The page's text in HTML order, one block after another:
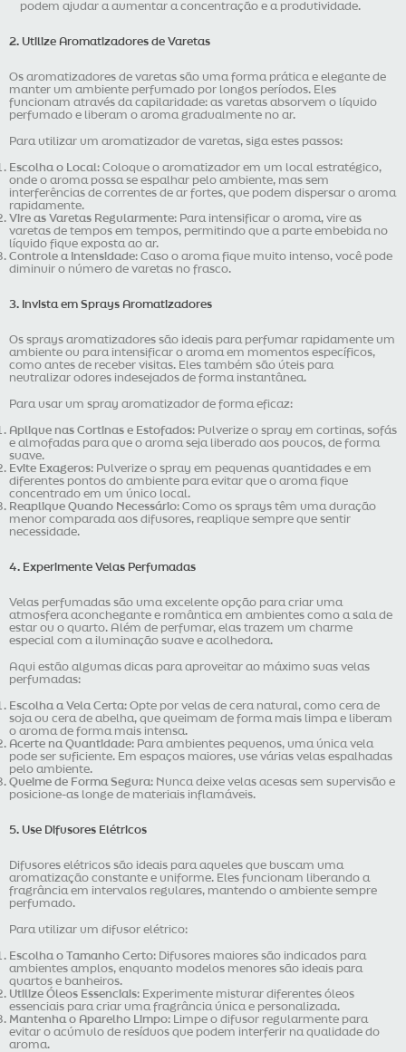
podem ajudar a aumentar a concentração e a produtividade.
2. Utilize Aromatizadores de Varetas
Os aromatizadores de varetas são uma forma prática e elegante de
manter um ambiente perfumado por longos períodos. Eles
funcionam através da capilaridade: as varetas absorvem o líquido
perfumado e liberam o aroma gradualmente no ar.
Para utilizar um aromatizador de varetas, siga estes passos:
Escolha o Local : Coloque o aromatizador em um local estratégico,
onde o aroma possa se espalhar pelo ambiente, mas sem
interferências de correntes de ar fortes, que podem dispersar o aroma
rapidamente.
Vire as Varetas Regularmente: Para intensificar o aroma, vire as
varetas de tempos em tempos, permitindo que a parte embebida no
líquido fique exposta ao ar.
Controle a Intensidade: Caso o aroma fique muito intenso, você pode
diminuir o número de varetas no frasco.
3. Invista em Sprays Aromatizadores
Os sprays aromatizadores são ideais para perfumar rapidamente um
ambiente ou para intensificar o aroma em momentos específicos,
como antes de receber visitas. Eles também são úteis para
neutralizar odores indesejados de forma instantânea.
Para usar um spray aromatizador de forma eficaz:
Aplique nas Cortinas e Estofados: Pulverize o spray em cortinas, sofás
e almofadas para que o aroma seja liberado aos poucos, de forma
suave.
Evite Exageros: Pulverize o spray em pequenas quantidades e em
diferentes pontos do ambiente para evitar que o aroma fique
concentrado em um único local.
Reaplique Quando Necessário: Como os sprays têm uma duração
menor comparada aos difusores, reaplique sempre que sentir
necessidade.
4. Experimente Velas Perfumadas
Velas perfumadas são uma excelente opção para criar uma
atmosfera aconchegante e romântica em ambientes como a sala de
estar ou o quarto. Além de perfumar, elas trazem um charme
especial com a iluminação suave e acolhedora.
Aqui estão algumas dicas para aproveitar ao máximo suas velas
perfumadas:
Escolha a Vela Certa: Opte por velas de cera natural, como cera de
soja ou cera de abelha, que queimam de forma mais limpa e liberam
o aroma de forma mais intensa.
Acerte na Quantidade: Para ambientes pequenos, uma única vela
pode ser suficiente. Em espaços maiores, use várias velas espalhadas
pelo ambiente.
Queime de Forma Segura: Nunca deixe velas acesas sem supervisão e
posicione-as longe de materiais inflamáveis.
5. Use Difusores Elétricos
Difusores elétricos são ideais para aqueles que buscam uma
aromatização constante e uniforme. Eles funcionam liberando a
fragrância em intervalos regulares, mantendo o ambiente sempre
perfumado.
Para utilizar um difusor elétrico:
Escolha o Tamanho Certo: Difusores maiores são indicados para
ambientes amplos, enquanto modelos menores são ideais para
quartos e banheiros.
Utilize Óleos Essenciais: Experimente misturar diferentes óleos
essenciais para criar uma fragrância única e personalizada.
Mantenha o Aparelho Limpo: Limpe o difusor regularmente para
evitar o acúmulo de resíduos que podem interferir na qualidade do
aroma.